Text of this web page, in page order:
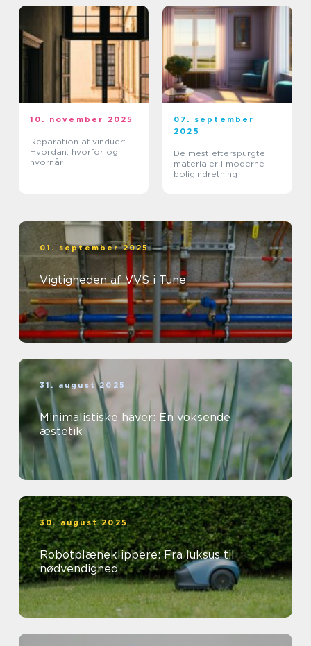
10. november 2025
Reparation af vinduer:
Hvordan, hvorfor og
hvornår
07. september
2025
De mest efterspurgte
materialer i moderne
boligindretning
01. september 2025
Vigtigheden af VVS i Tune
31. august 2025
Minimalistiske haver: En voksende
æstetik
30. august 2025
Robotplæneklippere: Fra luksus til
nødvendighed